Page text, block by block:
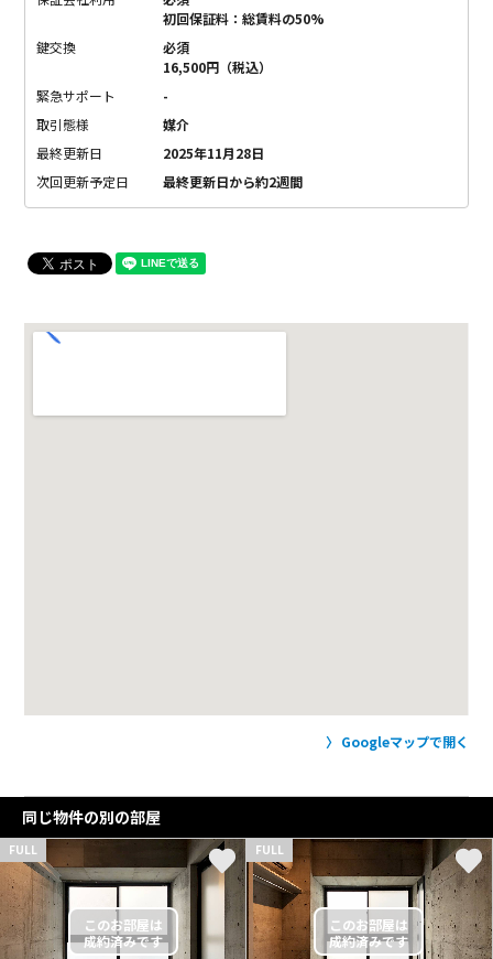
初回保証料：総賃料の50%
鍵交換
必須
16,500円（税込）
緊急サポート
-
取引態様
媒介
最終更新日
2025年11月28日
次回更新予定日
最終更新日から約2週間
Googleマップで開く
同じ物件の別の部屋
FULL FULL